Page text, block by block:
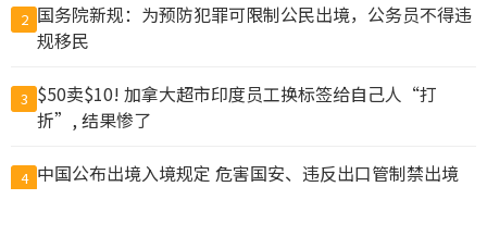
2 国务院新规：为预防犯罪可限制公民出境，公务员不得违
规移民
3 $50卖$10! 加拿大超市印度员工换标签给自己人“打
折”, 结果惨了
4 中国公布出境入境规定 危害国安、违反出口管制禁出境